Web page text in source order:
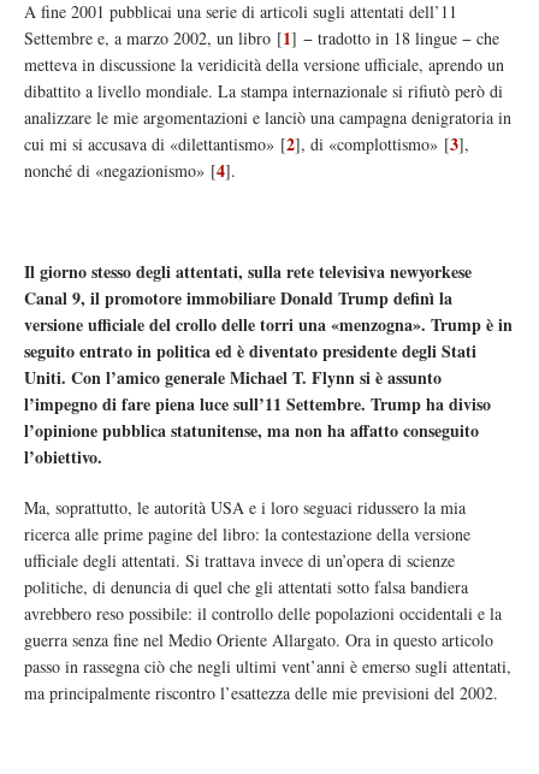
A fine 2001 pubblicai una serie di articoli sugli attentati dell’11
Settembre e, a marzo 2002, un libro [1] − tradotto in 18 lingue − che
metteva in discussione la veridicità della versione ufficiale, aprendo un
dibattito a livello mondiale. La stampa internazionale si rifiutò però di
analizzare le mie argomentazioni e lanciò una campagna denigratoria in
cui mi si accusava di «dilettantismo» [2], di «complottismo» [3],
nonché di «negazionismo» [4].
Il giorno stesso degli attentati, sulla rete televisiva newyorkese
Canal 9, il promotore immobiliare Donald Trump definì la
versione ufficiale del crollo delle torri una «menzogna». Trump è in
seguito entrato in politica ed è diventato presidente degli Stati
Uniti. Con l’amico generale Michael T. Flynn si è assunto
l’impegno di fare piena luce sull’11 Settembre. Trump ha diviso
l’opinione pubblica statunitense, ma non ha affatto conseguito
l’obiettivo.
Ma, soprattutto, le autorità USA e i loro seguaci ridussero la mia
ricerca alle prime pagine del libro: la contestazione della versione
ufficiale degli attentati. Si trattava invece di un’opera di scienze
politiche, di denuncia di quel che gli attentati sotto falsa bandiera
avrebbero reso possibile: il controllo delle popolazioni occidentali e la
guerra senza fine nel Medio Oriente Allargato. Ora in questo articolo
passo in rassegna ciò che negli ultimi vent’anni è emerso sugli attentati,
ma principalmente riscontro l’esattezza delle mie previsioni del 2002.